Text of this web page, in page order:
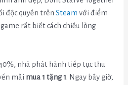
độc quyền trênSteam với điểm
rất biết cách chiều lòng
nhà phát hành tiếp tục thu
mãi mua 1 tặng 1. Ngay bây giờ,